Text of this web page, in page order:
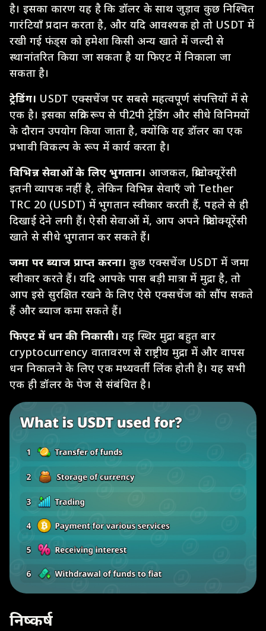
है। इसका कारण यह है कि डॉलर के साथ जुड़ाव कुछ निश्चित
गारंटियाँ प्रदान करता है, और यदि आवश्यक हो तो USDT में
रखी गई फंड्स को हमेशा किसी अन्य खाते में जल्दी से
स्थानांतरित किया जा सकता है या फिएट में निकाला जा
सकता है।
ट्रेडिंग। USDT एक्सचेंज पर सबसे महत्वपूर्ण संपत्तियों में से
एक है। इसका सक्रिय रूप से पी2पी ट्रेडिंग और सीधे विनिमयों
के दौरान उपयोग किया जाता है, क्योंकि यह डॉलर का एक
प्रभावी विकल्प के रूप में कार्य करता है।
विभिन्न सेवाओं के लिए भुगतान। आजकल, क्रिप्टोक्यूरेंसी
इतनी व्यापक नहीं है, लेकिन विभिन्न सेवाएँ जो Tether
TRC 20 (USDT) में भुगतान स्वीकार करती हैं, पहले से ही
दिखाई देने लगी हैं। ऐसी सेवाओं में, आप अपने क्रिप्टोक्यूरेंसी
खाते से सीधे भुगतान कर सकते हैं।
जमा पर ब्याज प्राप्त करना। कुछ एक्सचेंज USDT में जमा
स्वीकार करते हैं। यदि आपके पास बड़ी मात्रा में मुद्रा है, तो
आप इसे सुरक्षित रखने के लिए ऐसे एक्सचेंज को सौंप सकते
हैं और ब्याज कमा सकते हैं।
फिएट में धन की निकासी। यह स्थिर मुद्रा बहुत बार
cryptocurrency वातावरण से राष्ट्रीय मुद्रा में और वापस
धन निकालने के लिए एक मध्यवर्ती लिंक होती है। यह सभी
एक ही डॉलर के पेज से संबंधित है।
निष्कर्ष